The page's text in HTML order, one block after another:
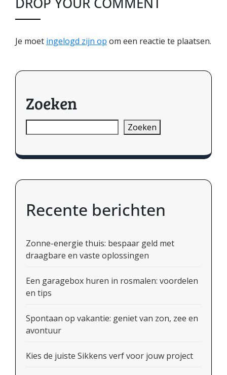
Je moet ingelogd zijn op om een reactie te plaatsen.
Zoeken
Zoeken
Recente berichten
Zonne-energie thuis: bespaar geld met
draagbare en vaste oplossingen
Een garagebox huren in rosmalen: voordelen
en tips
Spontaan op vakantie: geniet van zon, zee en
avontuur
Kies de juiste Sikkens verf voor jouw project